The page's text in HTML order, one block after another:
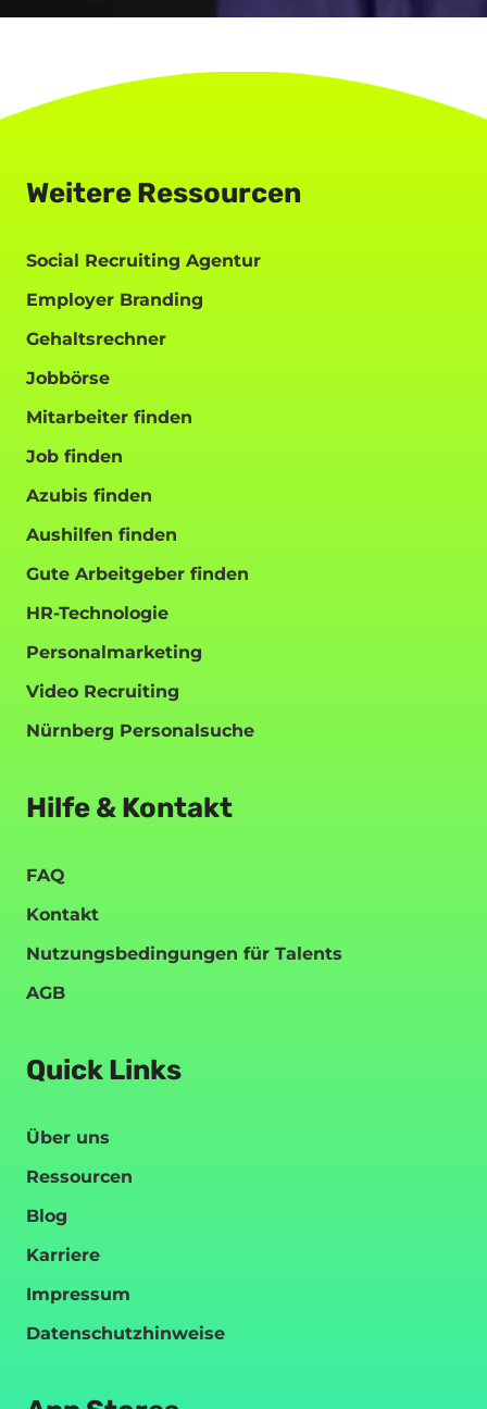
Weitere Ressourcen
Social Recruiting Agentur
Employer Branding
Gehaltsrechner
Jobbörse
Mitarbeiter finden
Job finden
Azubis finden
Aushilfen finden
Gute Arbeitgeber finden
HR-Technologie
Personalmarketing
Video Recruiting
Nürnberg Personalsuche
Hilfe & Kontakt
FAQ
Kontakt
Nutzungsbedingungen für Talents
AGB
Quick Links
Über uns
Ressourcen
Blog
Karriere
Impressum
Datenschutzhinweise